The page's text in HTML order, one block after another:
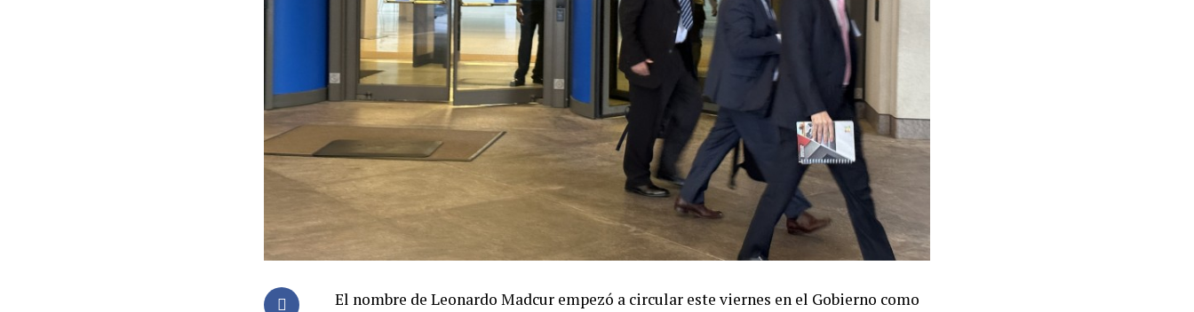
El nombre de Leonardo Madcur empezó a circular este viernes en el Gobierno como